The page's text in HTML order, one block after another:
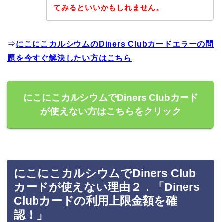
てみるといいかもしれません。
⇒にこにこカルシウムのDiners Clubカードエラーの問
題を今すぐ解決したい方はこちら
にこにこカルシウムでDiners Clubカード
が使えない方はこちらをクリック
にこにこカルシウムでDiners Club
カードが使えない理由２．「Diners
Clubカードの利用上限金額を確
認！」